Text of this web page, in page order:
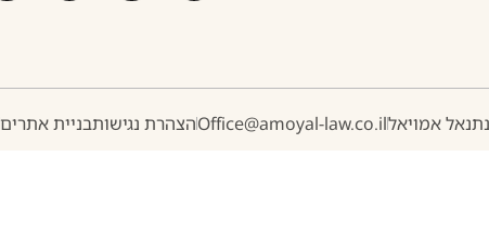
Office@amoyal-law.co.ilהצהרת נגישותבניית אתרים